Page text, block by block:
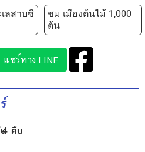
ลสาบซี
ชม เมืองต้นไม้ 1,000
ต้น
แชร์ทาง LINE
4 คืน